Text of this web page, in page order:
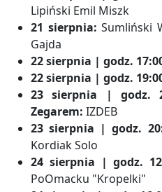
Lipiński Emil Miszk
21 sierpnia: Sumliński
Gajda
22 sierpnia | godz.
22 sierpnia | godz.
23 sierpnia | godz.
Zegarem: IZDEB
23 sierpnia | godz.
Kordiak Solo
24 sierpnia | godz.
PoOmacku "Kropelki"